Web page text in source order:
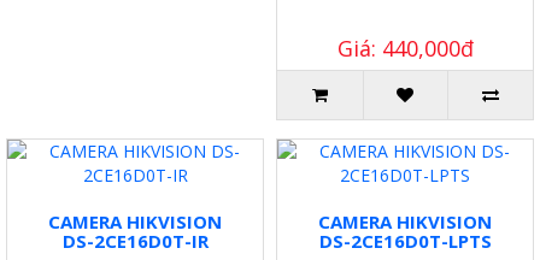
Giá: 440,000đ
CAMERA HIKVISION
DS-2CE16D0T-IR
CAMERA HIKVISION
DS-2CE16D0T-LPTS